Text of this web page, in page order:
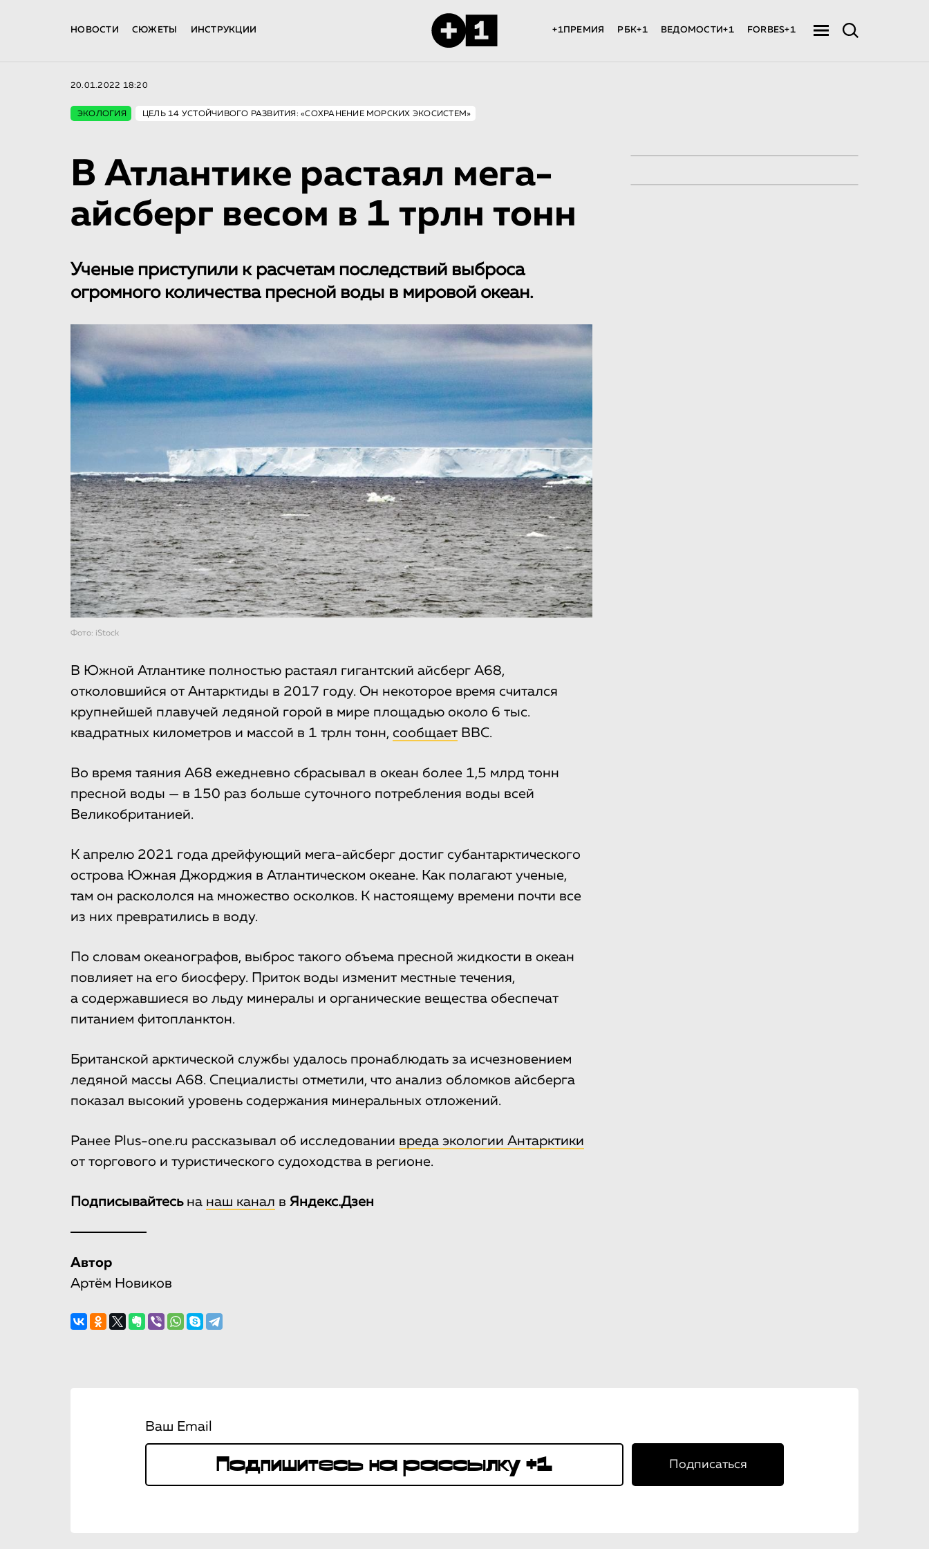
НОВОСТИ СЮЖЕТЫ ИНСТРУКЦИИ +1ПРЕМИЯ РБК+1 ВЕДОМОСТИ+1 FORBES+1
20.01.2022 18:20
ЭКОЛОГИЯ ЦЕЛЬ 14 УСТОЙЧИВОГО РАЗВИТИЯ: «СОХРАНЕНИЕ МОРСКИХ ЭКОСИСТЕМ»
В Атлантике растаял мега-
айсберг весом в 1 трлн тонн
Ученые приступили к расчетам последствий выброса
огромного количества пресной воды в мировой океан.
Фото: iStock
В Южной Атлантике полностью растаял гигантский айсберг А68,
отколовшийся от Антарктиды в 2017 году. Он некоторое время считался
крупнейшей плавучей ледяной горой в мире площадью около 6 тыс.
квадратных километров и массой в 1 трлн тонн, сообщает BBC.
Во время таяния A68 ежедневно сбрасывал в океан более 1,5 млрд тонн
пресной воды — в 150 раз больше суточного потребления воды всей
Великобританией.
К апрелю 2021 года дрейфующий мега-айсберг достиг субантарктического
острова Южная Джорджия в Атлантическом океане. Как полагают ученые,
там он раскололся на множество осколков. К настоящему времени почти все
из них превратились в воду.
По словам океанографов, выброс такого объема пресной жидкости в океан
повлияет на его биосферу. Приток воды изменит местные течения,
а содержавшиеся во льду минералы и органические вещества обеспечат
питанием фитопланктон.
Британской арктической службы удалось пронаблюдать за исчезновением
ледяной массы А68. Специалисты отметили, что анализ обломков айсберга
показал высокий уровень содержания минеральных отложений.
Ранее Plus-one.ru рассказывал об исследовании вреда экологии Антарктики
от торгового и туристического судоходства в регионе.
Подписывайтесьна наш канал в Яндекс.Дзен
Автор
Артём Новиков
Ваш Email
Подписаться